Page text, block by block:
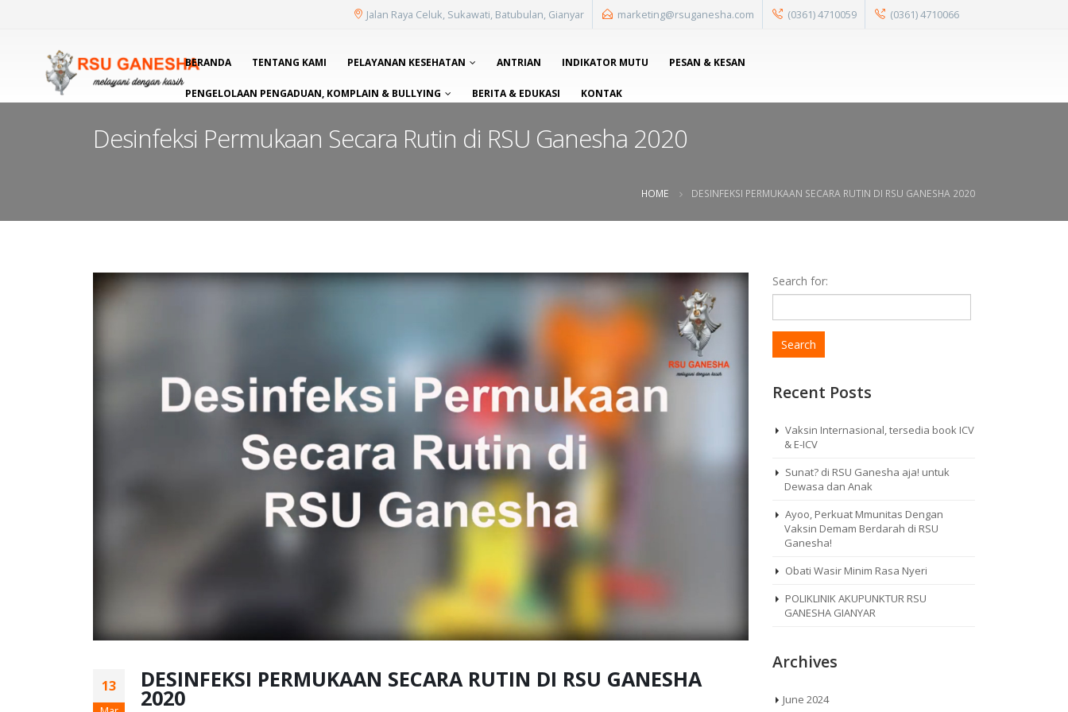
Jalan Raya Celuk, Sukawati, Batubulan, Gianyar marketing@rsuganesha.com (0361) 4710059 (0361) 4710066
BERANDA TENTANG KAMI PELAYANAN KESEHATAN ANTRIAN INDIKATOR MUTU PESAN & KESAN
PENGELOLAAN PENGADUAN, KOMPLAIN & BULLYING BERITA & EDUKASI KONTAK
Desinfeksi Permukaan Secara Rutin di RSU Ganesha 2020
HOME DESINFEKSI PERMUKAAN SECARA RUTIN DI RSU GANESHA 2020
13 DESINFEKSI PERMUKAAN SECARA RUTIN DI RSU GANESHA
2020
Search for:
Recent Posts
Vaksin Internasional, tersedia book ICV
& E-ICV
Sunat? di RSU Ganesha aja! untuk
Dewasa dan Anak
Ayoo, Perkuat Mmunitas Dengan
Vaksin Demam Berdarah di RSU
Ganesha!
Obati Wasir Minim Rasa Nyeri
POLIKLINIK AKUPUNKTUR RSU
GANESHA GIANYAR
Archives
June 2024